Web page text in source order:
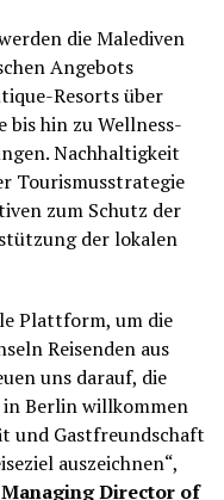
die Malediven
Angebots
Resorts über
bis hin zu Wellness-
Nachhaltigkeit
Tourismusstrategie
zum Schutz der
der lokalen
Plattform, um die
Reisenden aus
uns darauf, die
Berlin willkommen
und Gastfreundschaft
auszeichnen“,
Director of